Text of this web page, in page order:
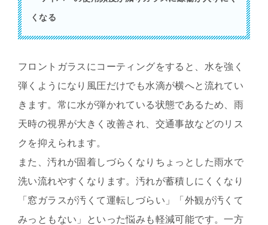
くなる
フロントガラスにコーティングをすると、水を強く
弾くようになり風圧だけでも水滴が横へと流れてい
きます。常に水が弾かれている状態であるため、雨
天時の視界が大きく改善され、交通事故などのリス
クを抑えられます。
また、汚れが固着しづらくなりちょっとした雨水で
洗い流れやすくなります。汚れが蓄積しにくくなり
「窓ガラスが汚くて運転しづらい」「外観が汚くて
みっともない」といった悩みも軽減可能です。一方